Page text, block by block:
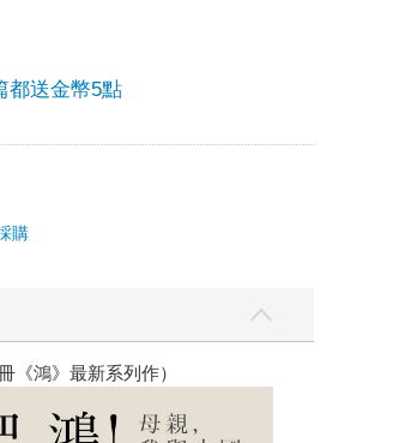
都送金幣5點
購
《鴻》最新系列作）